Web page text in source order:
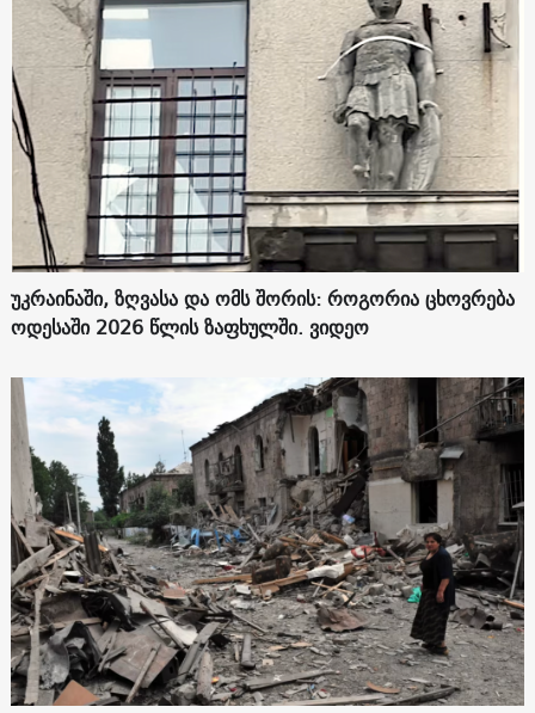
უკრაინაში, ზღვასა და ომს შორის: როგორია ცხოვრება
ოდესაში 2026 წლის ზაფხულში. ვიდეო